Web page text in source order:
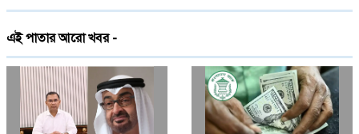
চালু
গ্লোবাল ব্র্যান্ড পিএলসি নিয়ে এলো লেনোভো ঈদ
ফেস্টিভাল অফার
এই পাতার আরো খবর -